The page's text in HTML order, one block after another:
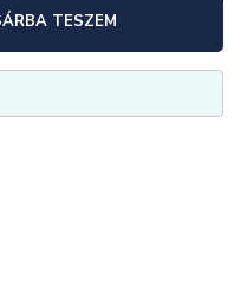
TESZEM